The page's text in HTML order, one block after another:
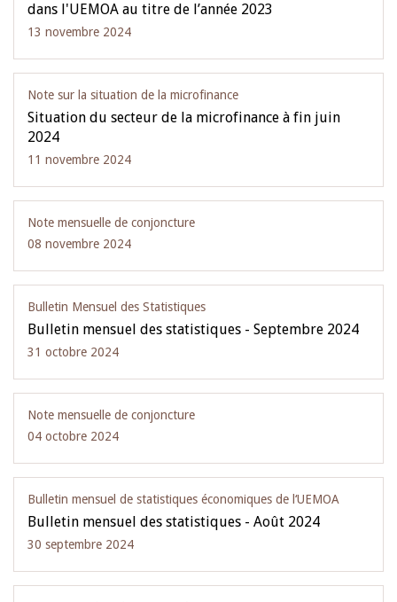
dans l'UEMOA au titre de l’année 2023
13 novembre 2024
Note sur la situation de la microfinance
Situation du secteur de la microfinance à fin juin
2024
11 novembre 2024
Note mensuelle de conjoncture
08 novembre 2024
Bulletin Mensuel des Statistiques
Bulletin mensuel des statistiques - Septembre 2024
31 octobre 2024
Note mensuelle de conjoncture
04 octobre 2024
Bulletin mensuel de statistiques économiques de l‘UEMOA
Bulletin mensuel des statistiques - Août 2024
30 septembre 2024